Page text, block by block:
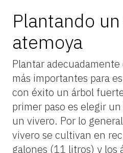
Plantando
atemoya
Plantar adecuadamente
más importantes para
con éxito un árbol
primer paso es elegir
un vivero. Por lo
vivero se cultivan en
galones (11 litros) y los